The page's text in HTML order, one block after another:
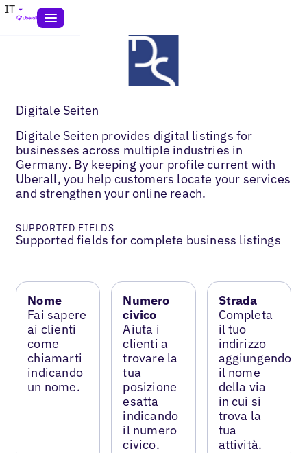
IT
Digitale Seiten
Digitale Seiten provides digital listings for
businesses across multiple industries in
Germany. By keeping your profile current with
Uberall, you help customers locate your services
and strengthen your online reach.
SUPPORTED FIELDS
Supported fields for complete business listings
Nome
Fai sapere
ai clienti
come
chiamarti
indicando
un nome.
Numero
civico
Aiuta i
clienti a
trovare la
tua
posizione
esatta
indicando
il numero
civico.
Strada
Completa
il tuo
indirizzo
aggiungendo
il nome
della via
in cui si
trova la
tua
attività.